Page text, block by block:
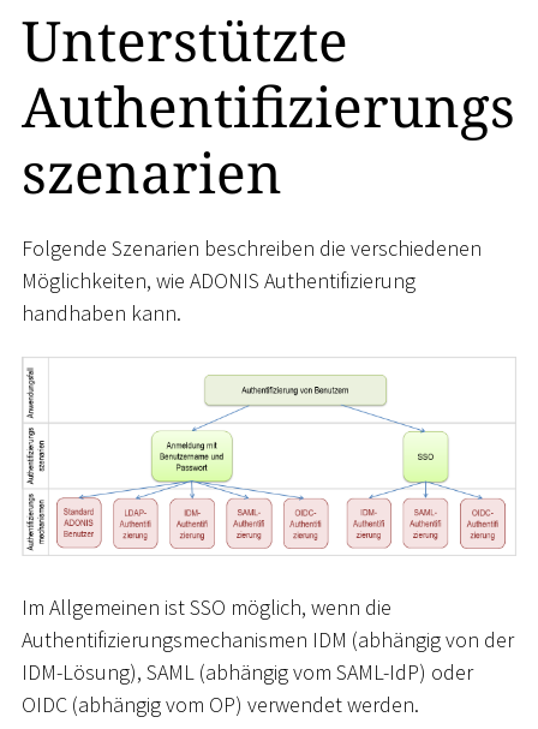
Unterstützte
Authentifizierungs
szenarien
Folgende Szenarien beschreiben die verschiedenen
Möglichkeiten, wie ADONIS Authentifizierung
handhaben kann.
Im Allgemeinen ist SSO möglich, wenn die
Authentifizierungsmechanismen IDM (abhängig von der
IDM-Lösung), SAML (abhängig vom SAML-IdP) oder
OIDC (abhängig vom OP) verwendet werden.